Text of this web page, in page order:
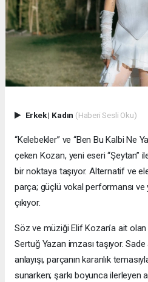
Erkek| Kadın (Haberi Sesli Oku)
“Kelebekler” ve “Ben Bu Kalbi Ne
çeken Kozan, yeni eseri “Şeytan”
bir noktaya taşıyor. Alternatif ve
parça; güçlü vokal performansı
çıkıyor.
Söz ve müziği Elif Kozan’a ait
Sertuğ Yazan imzası taşıyor.
anlayışı, parçanın karanlık
sunarken; şarkı boyunca ilerleyen